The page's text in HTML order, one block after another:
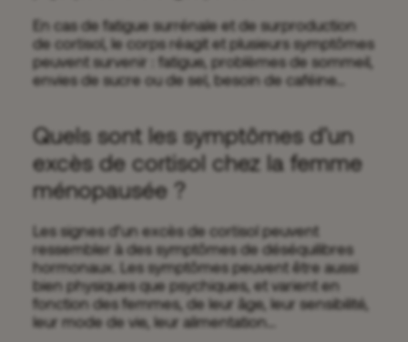
En cas de fatigue surrénale et de surproduction
de cortisol, le corps réagit et plusieurs symptômes
peuvent survenir : fatigue, problèmes de sommeil,
envies de sucre ou de sel, besoin de caféine…
Quels sont les symptômes d’un
excès de cortisol chez la femme
ménopausée ?
Les signes d’un excès de cortisol peuvent
ressembler à des symptômes de déséquilibres
hormonaux. Les symptômes peuvent être aussi
bien physiques que psychiques, et varient en
fonction des femmes, de leur âge, leur sensibilité,
leur mode de vie, leur alimentation…